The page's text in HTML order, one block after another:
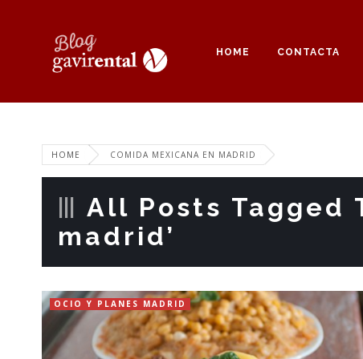
HOME CONTACTA
HOME COMIDA MEXICANA EN MADRID
All Posts Tagged
madrid’
OCIO Y PLANES MADRID